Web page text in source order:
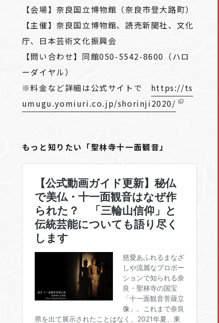
【会場】奈良国立博物館（奈良市登大路町）
【主催】奈良国立博物館、読売新聞社、文化
庁、日本芸術文化振興会
【問い合わせ】同館050-5542-8600（ハロ
ーダイヤル）
※料金など詳細は公式サイトで https://ts
umugu.yomiuri.co.jp/shorinji2020/
もっと知りたい「聖林寺十一面観音」